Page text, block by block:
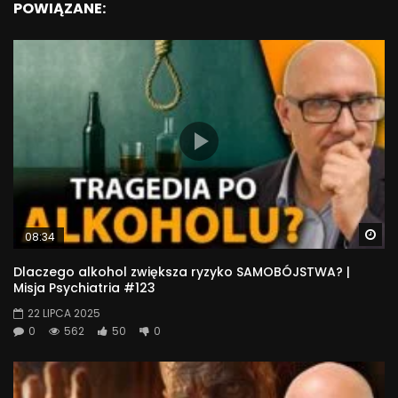
POWIĄZANE:
08:34
Dlaczego alkohol zwiększa ryzyko SAMOBÓJSTWA? |
Misja Psychiatria #123
22 LIPCA 2025
0
562 50 0